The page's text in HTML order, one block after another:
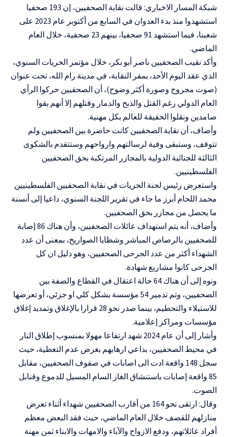
شبكة المسار الاخباري: قالت نقابة الصحفيين، إن 193 صحفيا
استشهدوا منذ بدء العدوان في السابع من أكتوبر عام 2023 على
شعبنا، فيما استشهد 91 صحفيا، بينهم 23 صحفية، خلال العام
الماضي.
وأكد نقيب الصحفيين ناصر أبو بكر، خلال مؤتمر الحريات السنوي،
الذي عقد اليوم الأحد، بمقر النقابة، في مدينة رام الله، تحت عنوان
(صوت مجروح وصورة أكثر وضوح)، أن الصحفيين حركوا الرأي
العام الدولي رغم القتل والذبح والدمار وقتلهم إلا أنهم بقوا
صامدين ونقلوا الحقيقة للعالم بكل مهنية.
وأضاف، أن نقابة الصحفيين كانت حاضرة بين الصحفيين ولم
تتوقف، وستبقى وفية لرسالتهم وارواحهم وستتقدم بالشكوى
الثالثة للجنائية الدولية بالمجازر المرتكبة بحق الصحفيين
الفلسطينيين.
واستعرض رئيس لجنة الحريات في نقابة الصحفيين الفلسطينيين
محمد اللحام أبرز ما جاء في تقرير اللجنة السنوي، داعيا إلى أنسنة
ما يحصل من مجازر بحق الصحفيين.
وأضاف، أنه يتم استهداف عائلات الصحفيين، وأن هناك 86 إصابة
للصحفيين بالرصاص المباشر وشظايا الصواريخ، بمعنى أن عدد
الشهداء أكثر من عدد الجرحى الصحفيين، وهو دليل ان كل
الجرحى كانوا مشاريع شهادة.
ونوه إلى أن هناك 64 حالة اعتقال في القطاع والضفة بين
الصحفيين، وتم تدمير 54 مؤسسة بشكل كلي او جزئي، أو تعرضها
للاستيلاء والتحطيم، بينما صدر نحو 28 قرارا بالإغلاق وتمديد إغلاق
مؤسسات ومراكز إعلامية.
وأشار إلى أن عام 2024 شهد ارتفاعا مهولا بمنسوب إطلاق النار
في محيط الصحفيين، بداعي ارهابهم بغرض عدم التغطية، حيث
سجل 148 واقعة ادت الى اصابات في صفوف الصحفيين، مقابل
85 واقعة إصابات باستنشاق الغاز السام المسيل للدموع وقنابل
الصوت.
وقال: ارتقى نحو 164 من أقارب الصحفيين شهداء أثناء تعرض
منازلهم للقصف خلال العام الماضي، حيث فقد البعض معظم
أفراد عائلاتهم، ودفع الازواج والآباء والامهات والابناء ثمن مهنة